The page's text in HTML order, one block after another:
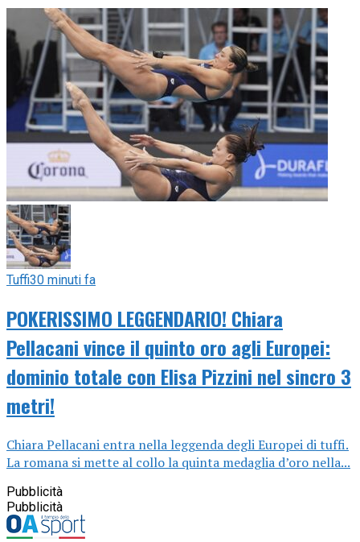
Tuffi30 minuti fa
POKERISSIMO LEGGENDARIO! Chiara
Pellacani vince il quinto oro agli Europei:
dominio totale con Elisa Pizzini nel sincro 3
metri!
Chiara Pellacani entra nella leggenda degli Europei di tuffi.
La romana si mette al collo la quinta medaglia d’oro nella...
Pubblicità
Pubblicità